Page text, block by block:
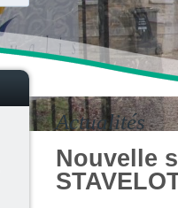
Actualités
Nouvelle